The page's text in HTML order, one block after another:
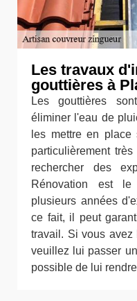
Les travaux
gouttières à
Les gouttières
éliminer l'eau de
les mettre en
particulièrement
rechercher des
Rénovation est
plusieurs années
ce fait, il peut
travail. Si vous avez
veuillez lui passer
possible de lui